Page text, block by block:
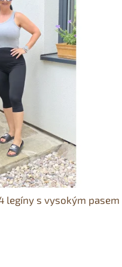
legíny s vysokým pasem